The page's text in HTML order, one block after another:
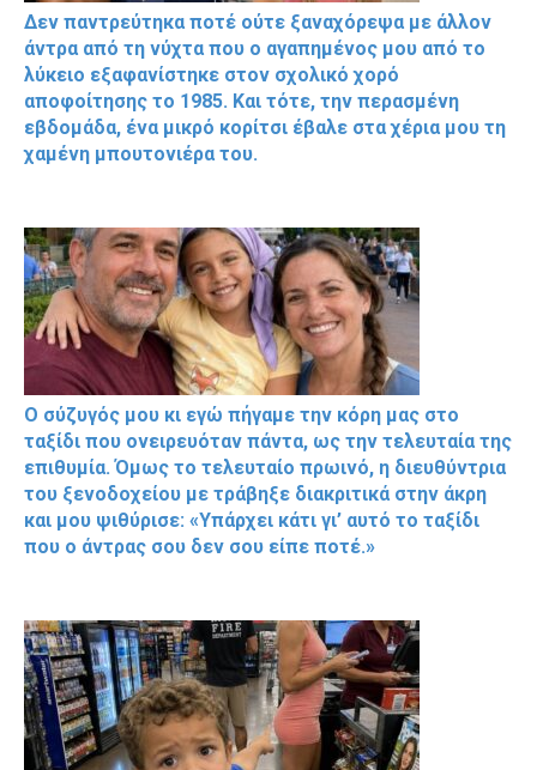
Δεν παντρεύτηκα ποτέ ούτε ξαναχόρεψα με άλλον
άντρα από τη νύχτα που ο αγαπημένος μου από το
λύκειο εξαφανίστηκε στον σχολικό χορό
αποφοίτησης το 1985. Και τότε, την περασμένη
εβδομάδα, ένα μικρό κορίτσι έβαλε στα χέρια μου τη
χαμένη μπουτονιέρα του.
Ο σύζυγός μου κι εγώ πήγαμε την κόρη μας στο
ταξίδι που ονειρευόταν πάντα, ως την τελευταία της
επιθυμία. Όμως το τελευταίο πρωινό, η διευθύντρια
του ξενοδοχείου με τράβηξε διακριτικά στην άκρη
και μου ψιθύρισε: «Υπάρχει κάτι γι’ αυτό το ταξίδι
που ο άντρας σου δεν σου είπε ποτέ.»